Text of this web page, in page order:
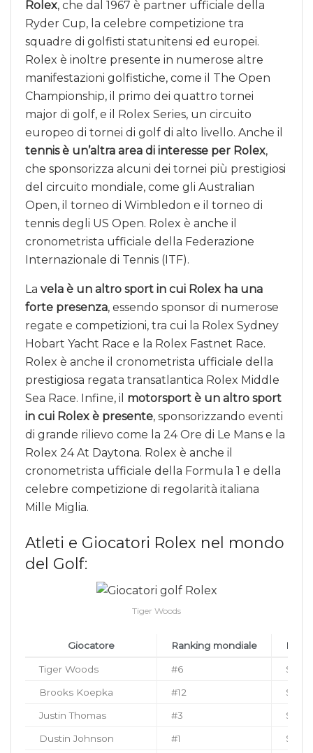
Rolex, che dal 1967 è partner ufficiale della
Ryder Cup, la celebre competizione tra
squadre di golfisti statunitensi ed europei.
Rolex è inoltre presente in numerose altre
manifestazioni golfistiche, come il The Open
Championship, il primo dei quattro tornei
major di golf, e il Rolex Series, un circuito
europeo di tornei di golf di alto livello. Anche il
tennis è un’altra area di interesse per Rolex,
che sponsorizza alcuni dei tornei più prestigiosi
del circuito mondiale, come gli Australian
Open, il torneo di Wimbledon e il torneo di
tennis degli US Open. Rolex è anche il
cronometrista ufficiale della Federazione
Internazionale di Tennis (ITF).
La vela è un altro sport in cui Rolex ha una
forte presenza, essendo sponsor di numerose
regate e competizioni, tra cui la Rolex Sydney
Hobart Yacht Race e la Rolex Fastnet Race.
Rolex è anche il cronometrista ufficiale della
prestigiosa regata transatlantica Rolex Middle
Sea Race. Infine, il motorsport è un altro sport
in cui Rolex è presente, sponsorizzando eventi
di grande rilievo come la 24 Ore di Le Mans e la
Rolex 24 At Daytona. Rolex è anche il
cronometrista ufficiale della Formula 1 e della
celebre competizione di regolarità italiana
Mille Miglia.
Atleti e Giocatori Rolex nel mondo
del Golf:
Tiger Woods
Giocatore Ranking mondiale
Tiger Woods #6
Brooks Koepka #12
Justin Thomas #3
Dustin Johnson #1